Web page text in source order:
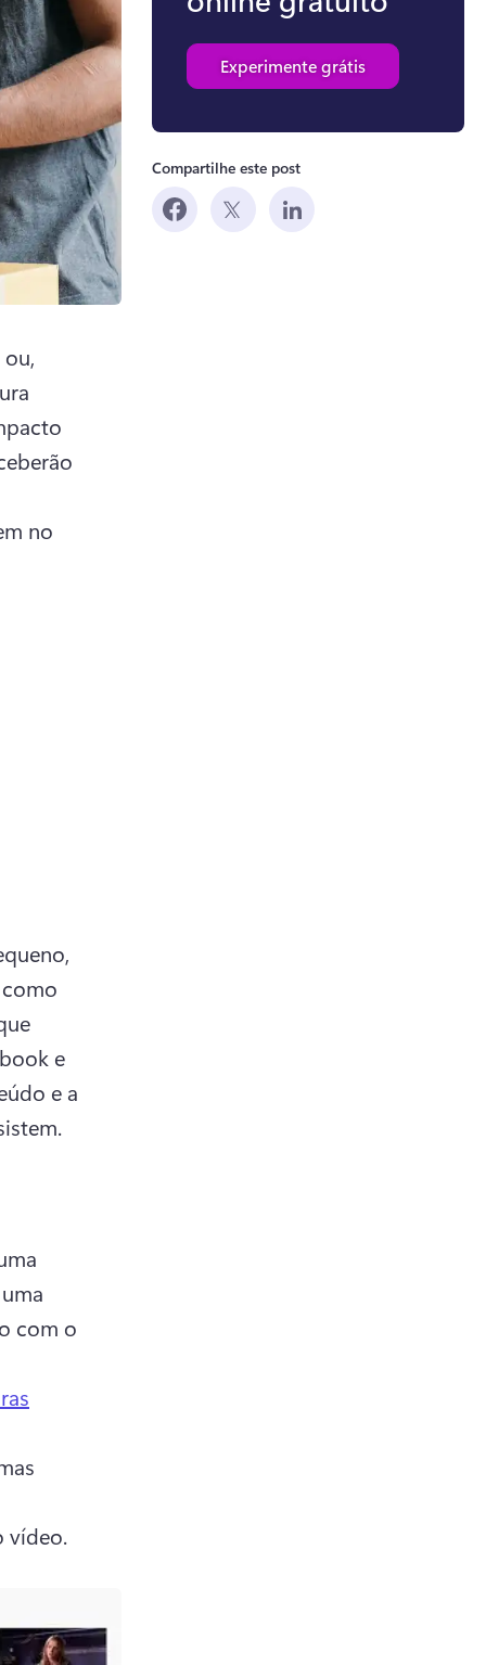
no
e
e a
com o
vídeo.
Experimente grátis
Compartilhe este post